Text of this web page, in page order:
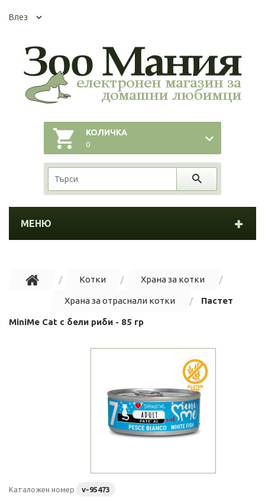
Влез
КОЛИЧКА
0
МЕНЮ
Котки Храна за котки
Храна за отраснали котки Пастет
MiniMe Cat с бели риби - 85 гр
Каталожен номер v-95473